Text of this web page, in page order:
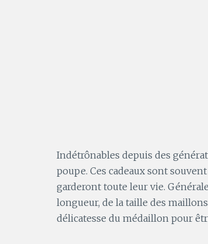
Indétrônables depuis des
poupe. Ces cadeaux sont
garderont toute leur vie.
longueur, de la taille des
délicatesse du médaillon pour